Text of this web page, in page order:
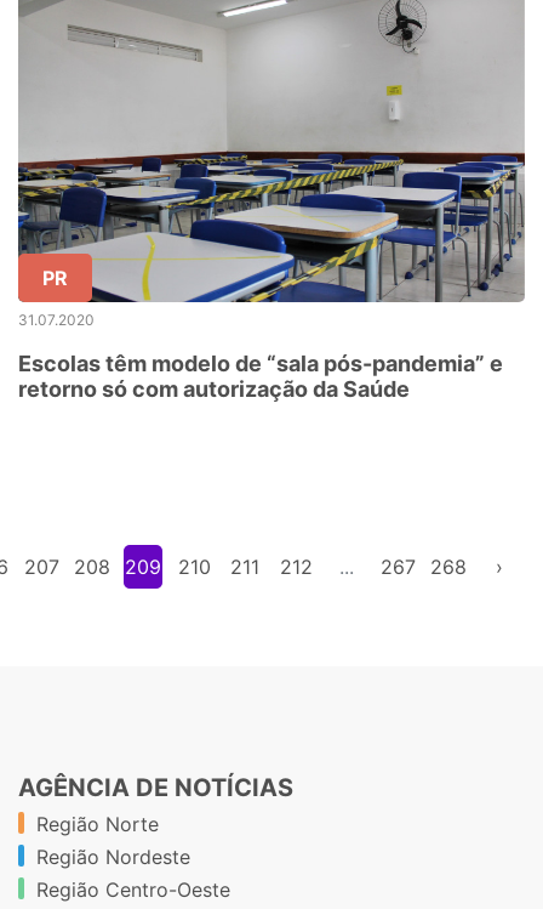
PR
31.07.2020
Escolas têm modelo de “sala pós-pandemia” e
retorno só com autorização da Saúde
207 208 209 210 211 212 ... 267 268 ›
AGÊNCIA DE NOTÍCIAS
Região Norte
Região Nordeste
Região Centro-Oeste